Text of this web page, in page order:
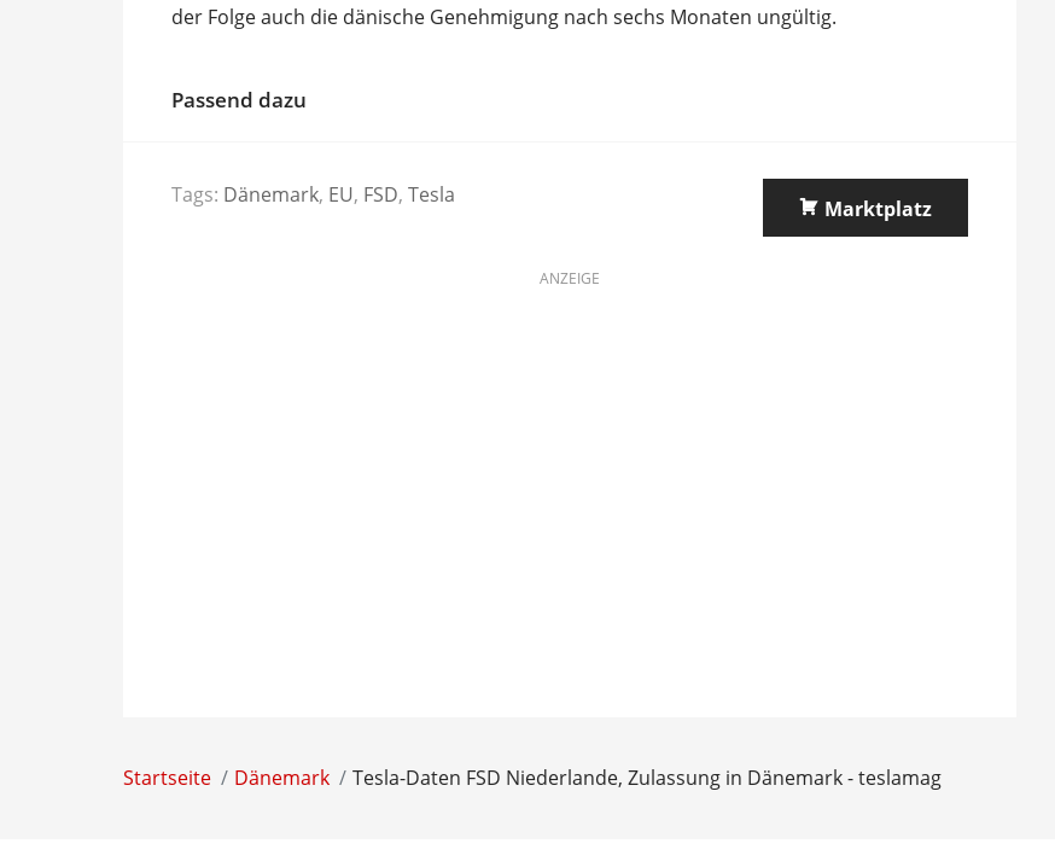
der Folge auch die dänische Genehmigung nach sechs Monaten ungültig.
Passend dazu
Tags: Dänemark, EU, FSD, Tesla
Marktplatz
ANZEIGE
Startseite Dänemark Tesla-Daten FSD Niederlande, Zulassung in Dänemark - teslamag